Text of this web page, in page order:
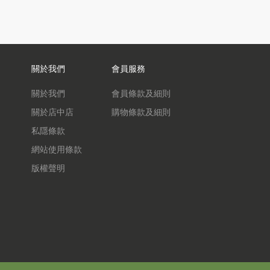
關於我們
關於我們
關於店中店
私隱條款
網站使用條款
版權聲明
會員服務
會員條款及細則
購物條款及細則